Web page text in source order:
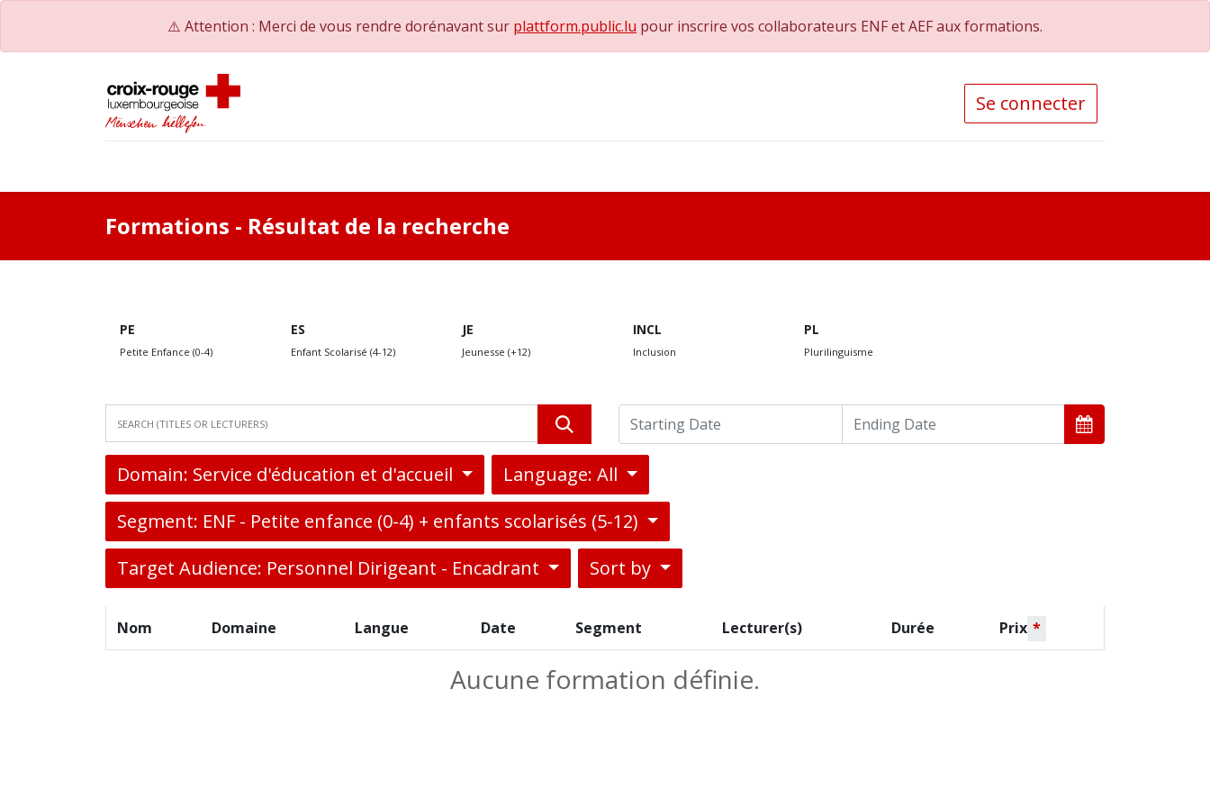
⚠️ Attention : Merci de vous rendre dorénavant sur plattform.public.lu pour inscrire vos collaborateurs ENF et AEF aux formations.
Se connecter
Formations - Résultat de la recherche
PE
Petite Enfance (0-4)
ES
Enfant Scolarisé (4-12)
JE
Jeunesse (+12)
INCL
Inclusion
PL
Plurilinguisme
Domain: Service d'éducation et d'accueil
Language: All
Segment: ENF - Petite enfance (0-4) + enfants scolarisés (5-12)
Target Audience: Personnel Dirigeant - Encadrant
Sort by
Nom Domaine Langue Date Segment Lecturer(s) Durée Prix *
Aucune formation définie.